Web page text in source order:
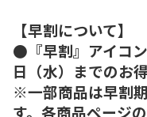
【早割について】
●『早割』アイコ
日（水）までのお
※一部商品は早割
す。各商品ページ